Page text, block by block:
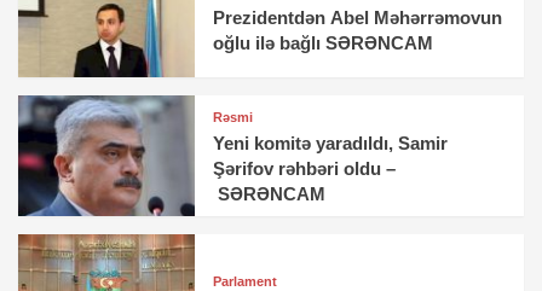
Prezidentdən Abel Məhərrəmovun
oğlu ilə bağlı SƏRƏNCAM
Rəsmi
Yeni komitə yaradıldı, Samir
Şərifov rəhbəri oldu –
SƏRƏNCAM
Parlament